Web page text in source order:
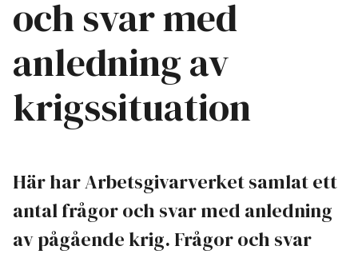
och svar med
anledning av
krigssituation
Här har Arbetsgivarverket samlat ett
antal frågor och svar med anledning
av pågående krig. Frågor och svar